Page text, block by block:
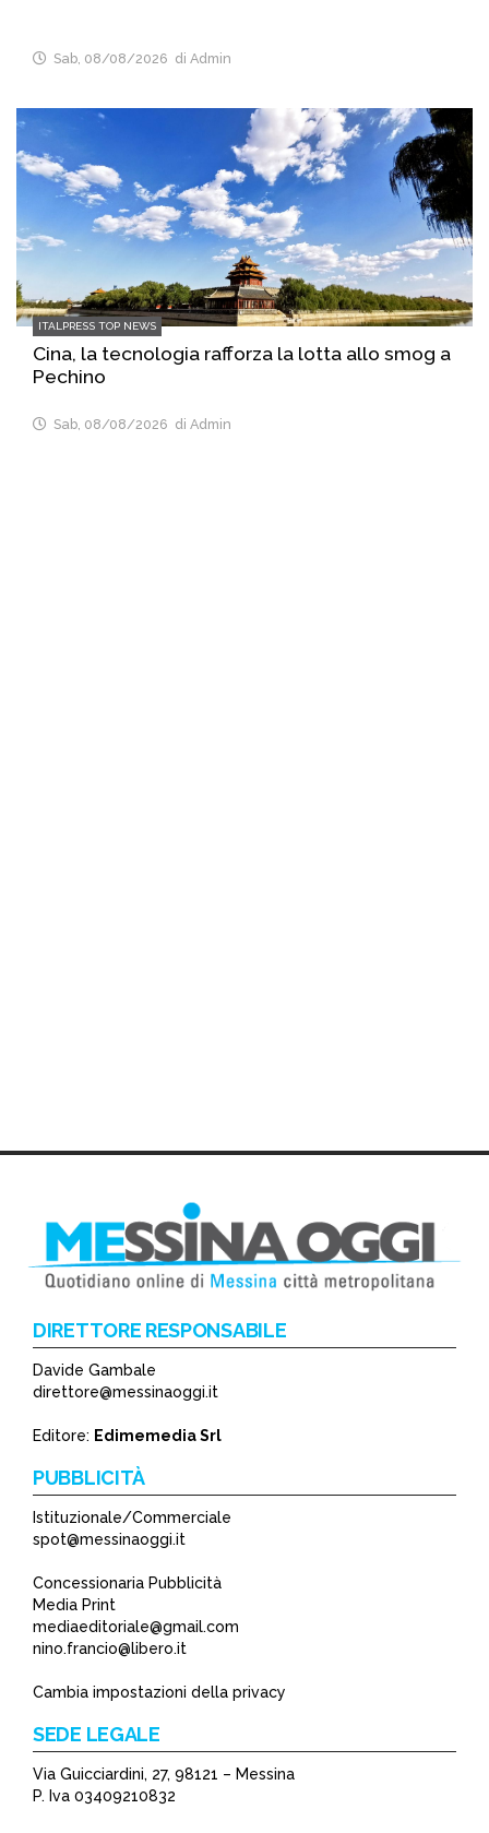
Sab, 08/08/2026 di Admin
ITALPRESS TOP NEWS
Cina, la tecnologia rafforza la lotta allo smog a
Pechino
Sab, 08/08/2026 di Admin
DIRETTORE RESPONSABILE
Davide Gambale
direttore@messinaoggi.it
Editore: Edimemedia Srl
PUBBLICITÀ
Istituzionale/Commerciale
spot@messinaoggi.it
Concessionaria Pubblicità
Media Print
mediaeditoriale@gmail.com
nino.francio@libero.it
Cambia impostazioni della privacy
SEDE LEGALE
Via Guicciardini, 27, 98121 – Messina
P. Iva 03409210832